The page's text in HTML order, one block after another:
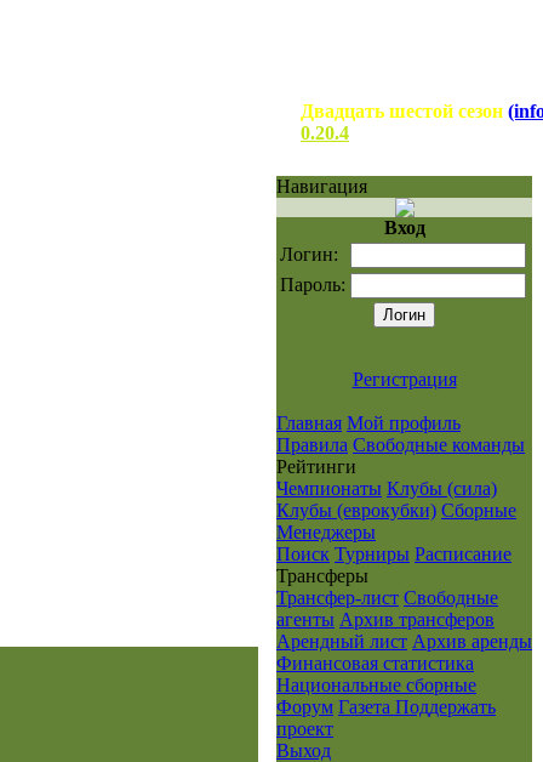
Двадцать шестой сезон
0.20.4
Навигация
Вход
Логин:
Пароль:
Регистрация
Главная Мой профиль
Правила Свободные команды
Рейтинги
Чемпионаты Клубы (сила)
Клубы (еврокубки) Сборные
Менеджеры
Поиск Турниры Расписание
Транcферы
Трансфер-лист Свободные
агенты Архив трансферов
Арендный лист Архив аренды
Финансовая статистика
Национальные сборные
Форум Газета Поддержать
проект
Выход